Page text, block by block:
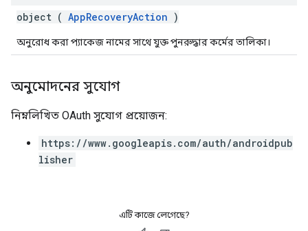
object ( AppRecoveryAction )
অনুরোধ করা প্যাকেজ নামের সাথে যুক্ত পুনরুদ্ধার কর্মের তালিকা।
অনুমোদনের সুযোগ
নিম্নলিখিত OAuth সুযোগ প্রয়োজন:
https://www.googleapis.com/auth/androidpub
lisher
এটি কাজে লেগেছে?